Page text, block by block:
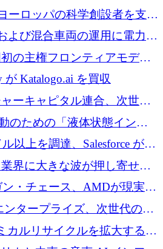
ッパのイノベーションの未
ーロッパの科学創設者を支援
万ドルを調達
よび混合車両の運用に電力を
万ユーロを寄付
の主権フロンティアモデル
保
が Katalogo.ai を買収
ーキャピタル連合、次世代
成長に向けて機関投資家へ
びかけ
のための「液体状態インテ
築するために3,600万ドルを
態から出現
以上を調達、Salesforce が
、Built in Europe キャンペー
業界に大きな波が押し寄せて
のAIネイティブ銀行」のボ
ン・チェース、AMDが現実世
・アプリケーションを探索
AIデータセンターを立ち
タープライズ、次世代のデ
者向けにロンドンの出発点
カルリサイクルを拡大するた
1,550万ユーロを調達